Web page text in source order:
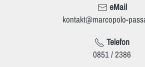
eMail
kontakt@marcopolo-
Telefon
0851 / 2386